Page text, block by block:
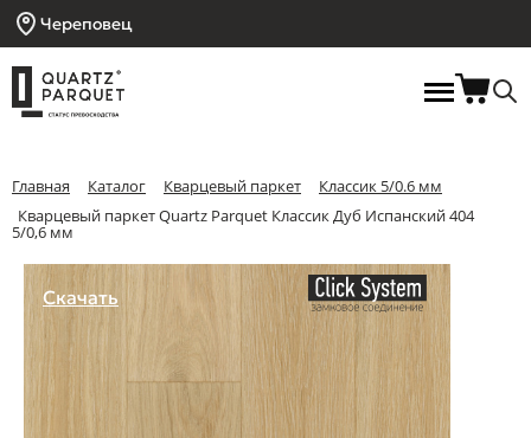
Череповец
Главная Каталог Кварцевый паркет
Классик 5/0.6 мм
Кварцевый паркет Quartz Parquet Классик Дуб Испанский 404
5/0,6 мм
Скачать